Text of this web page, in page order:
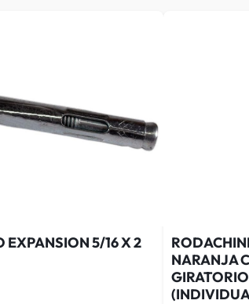
EXPANSION 5/16 X 2
NARANJA